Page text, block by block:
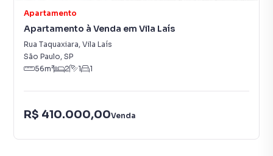
Apartamento
Apartamento à Venda em Vila Laís
Rua Taquaxiara, Vila Laís
São Paulo, SP
56m² 2 1 1
R$ 410.000,00Venda